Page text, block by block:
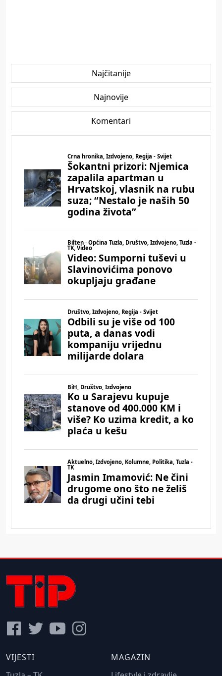
Najčitanije
Najnovije
Komentari
VIJESTI
MAGAZIN